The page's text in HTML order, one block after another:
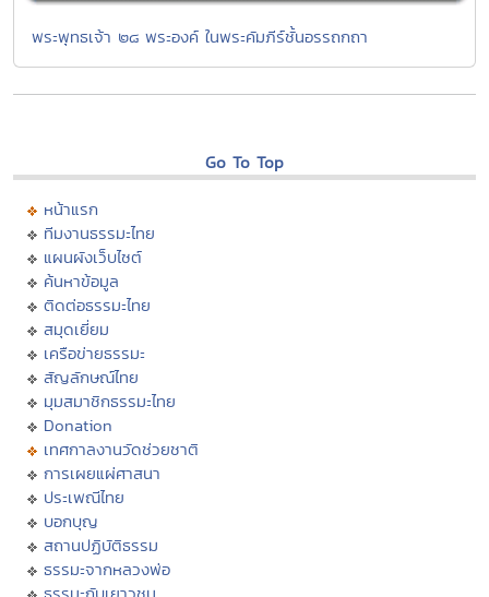
พระพุทธเจ้า ๒๘ พระองค์ ในพระคัมภีร์ชั้นอรรถกถา
Go To Top
หน้าแรก
ทีมงานธรรมะไทย
แผนผังเว็บไซต์
ค้นหาข้อมูล
ติดต่อธรรมะไทย
สมุดเยี่ยม
เครือข่ายธรรมะ
สัญลักษณ์ไทย
มุมสมาชิกธรรมะไทย
Donation
เทศกาลงานวัดช่วยชาติ
การเผยแผ่ศาสนา
ประเพณีไทย
บอกบุญ
สถานปฏิบัติธรรม
ธรรมะจากหลวงพ่อ